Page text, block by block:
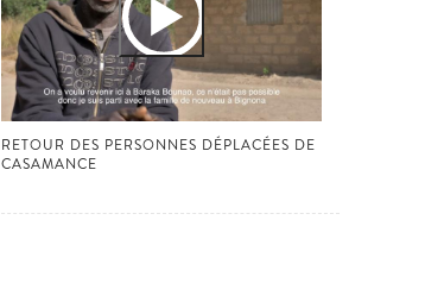
RETOUR DES PERSONNES DÉPLACÉES DE
CASAMANCE